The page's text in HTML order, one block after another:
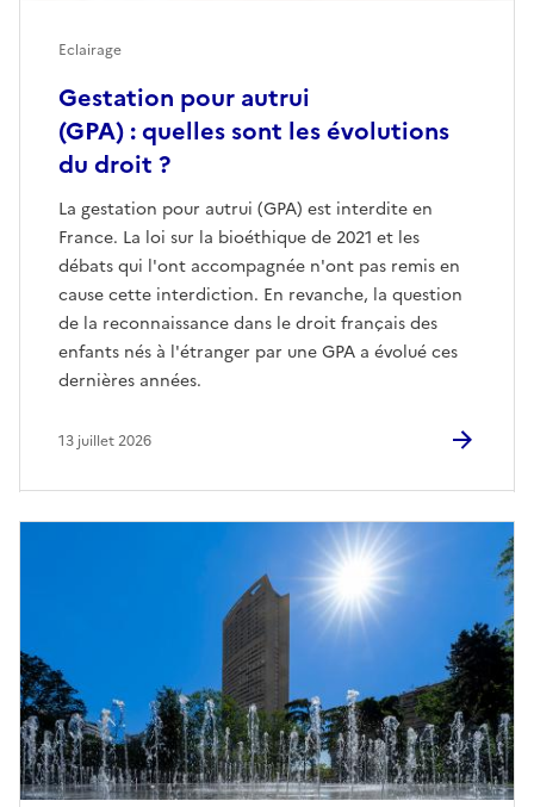
Gestation pour autrui
(GPA) : quelles sont les évolutions
du droit ?
La gestation pour autrui (GPA) est interdite en
France. La loi sur la bioéthique de 2021 et les
débats qui l'ont accompagnée n'ont pas remis en
cause cette interdiction. En revanche, la question
de la reconnaissance dans le droit français des
enfants nés à l'étranger par une GPA a évolué ces
dernières années.
Eclairage
13 juillet 2026